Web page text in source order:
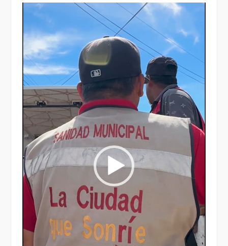
Reproductor
vídeo